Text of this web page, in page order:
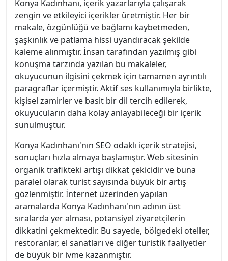
Konya Kadınhanı, içerik yazarlarıyla çalışarak
zengin ve etkileyici içerikler üretmiştir. Her bir
makale, özgünlüğü ve bağlamı kaybetmeden,
şaşkınlık ve patlama hissi uyandıracak şekilde
kaleme alınmıştır. İnsan tarafından yazılmış gibi
konuşma tarzında yazılan bu makaleler,
okuyucunun ilgisini çekmek için tamamen ayrıntılı
paragraflar içermiştir. Aktif ses kullanımıyla birlikte,
kişisel zamirler ve basit bir dil tercih edilerek,
okuyucuların daha kolay anlayabileceği bir içerik
sunulmuştur.
Konya Kadınhanı'nın SEO odaklı içerik stratejisi,
sonuçları hızla almaya başlamıştır. Web sitesinin
organik trafikteki artışı dikkat çekicidir ve buna
paralel olarak turist sayısında büyük bir artış
gözlenmiştir. İnternet üzerinden yapılan
aramalarda Konya Kadınhanı'nın adının üst
sıralarda yer alması, potansiyel ziyaretçilerin
dikkatini çekmektedir. Bu sayede, bölgedeki oteller,
restoranlar, el sanatları ve diğer turistik faaliyetler
de büyük bir ivme kazanmıştır.